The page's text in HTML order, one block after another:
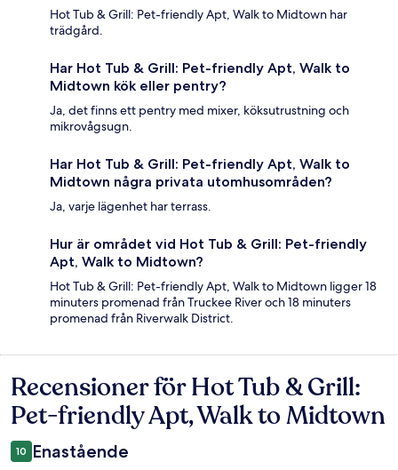
Hot Tub & Grill: Pet-friendly Apt, Walk to Midtown har
trädgård.
Har Hot Tub & Grill: Pet-friendly Apt, Walk to
Midtown kök eller pentry?
Ja, det finns ett pentry med mixer, köksutrustning och
mikrovågsugn.
Har Hot Tub & Grill: Pet-friendly Apt, Walk to
Midtown några privata utomhusområden?
Ja, varje lägenhet har terrass.
Hur är området vid Hot Tub & Grill: Pet-friendly
Apt, Walk to Midtown?
Hot Tub & Grill: Pet-friendly Apt, Walk to Midtown ligger 18
minuters promenad från Truckee River och 18 minuters
promenad från Riverwalk District.
Recensioner
Recensioner för Hot Tub & Grill:
Pet-friendly Apt, Walk to Midtown
10 Enastående